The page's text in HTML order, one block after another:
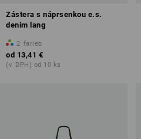
Zástera s náprsenkou e.s.
denim lang
2 farieb
od 13,41 €
(v. DPH) od 10 ks